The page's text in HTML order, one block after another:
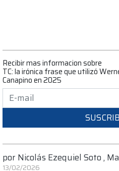
Recibir mas informacion sobre
TC: la irónica frase que utilizó
Canapino en 2025
por Nicolás Ezequiel Soto,
13/02/2026